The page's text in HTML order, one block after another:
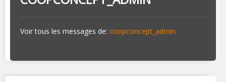
Voir tous les messages de: coopconcept_admin